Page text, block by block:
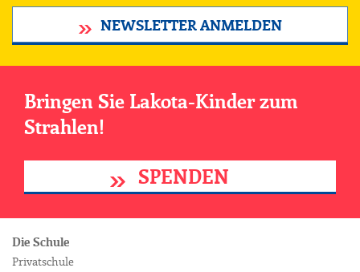
NEWSLETTER ANMELDEN
Bringen Sie Lakota-Kinder zum
Strahlen!
SPENDEN
Die Schule
Privatschule